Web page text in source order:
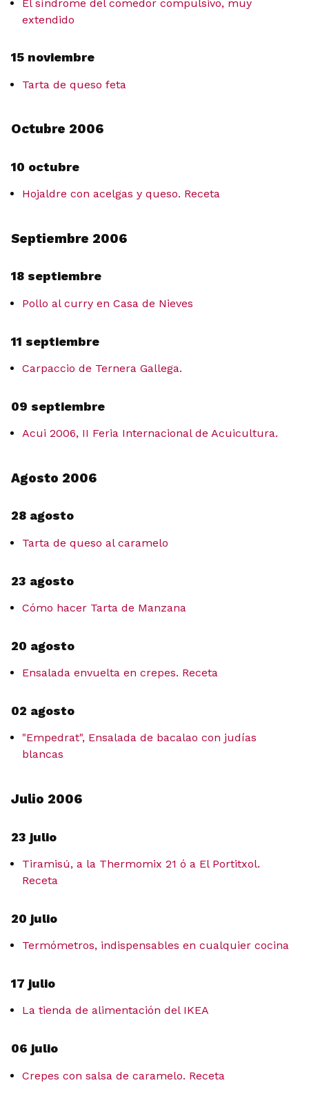
El síndrome del comedor compulsivo, muy
extendido
15 noviembre
Tarta de queso feta
Octubre 2006
10 octubre
Hojaldre con acelgas y queso. Receta
Septiembre 2006
18 septiembre
Pollo al curry en Casa de Nieves
11 septiembre
Carpaccio de Ternera Gallega.
09 septiembre
Acui 2006, II Feria Internacional de Acuicultura.
Agosto 2006
28 agosto
Tarta de queso al caramelo
23 agosto
Cómo hacer Tarta de Manzana
20 agosto
Ensalada envuelta en crepes. Receta
02 agosto
"Empedrat", Ensalada de bacalao con judías
blancas
Julio 2006
23 julio
Tiramisú, a la Thermomix 21 ó a El Portitxol.
Receta
20 julio
Termómetros, indispensables en cualquier cocina
17 julio
La tienda de alimentación del IKEA
06 julio
Crepes con salsa de caramelo. Receta